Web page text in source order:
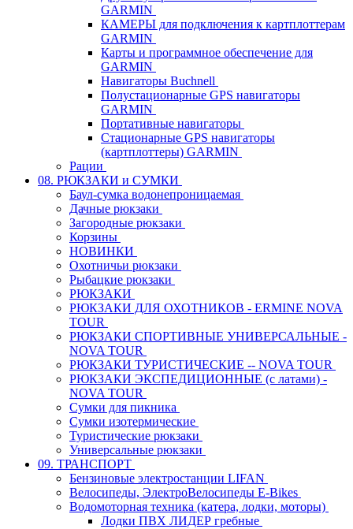
GARMIN
КАМЕРЫ для подключения к картплоттерам
GARMIN
Карты и программное обеспечение для
GARMIN
Навигаторы Buchnell
Полустационарные GPS навигаторы
GARMIN
Портативные навигаторы
Стационарные GPS навигаторы
(картплоттеры) GARMIN
Рации
08. РЮКЗАКИ и СУМКИ
Баул-сумка водонепроницаемая
Дачные рюкзаки
Загородные рюкзаки
Корзины
НОВИНКИ
Охотничьи рюкзаки
Рыбацкие рюкзаки
РЮКЗАКИ
РЮКЗАКИ ДЛЯ ОХОТНИКОВ - ERMINE NOVA
TOUR
РЮКЗАКИ СПОРТИВНЫЕ УНИВЕРСАЛЬНЫЕ -
NOVA TOUR
РЮКЗАКИ ТУРИСТИЧЕСКИЕ -- NOVA TOUR
РЮКЗАКИ ЭКСПЕДИЦИОННЫЕ (с латами) -
NOVA TOUR
Сумки для пикника
Сумки изотермические
Туристические рюкзаки
Универсальные рюкзаки
09. ТРАНСПОРТ
Бензиновые электростанции LIFAN
Велосипеды, ЭлектроВелосипеды E-Bikes
Водомоторная техника (катера, лодки, моторы)
Лодки ПВХ ЛИДЕР гребные